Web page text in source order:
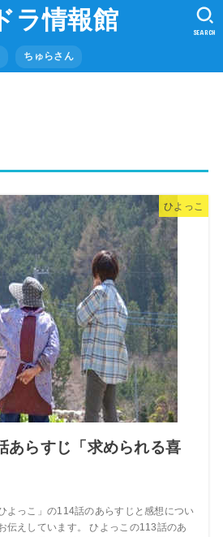
ラ情報館
ちゅらさん
SEARCH
ひよっこ
あらすじ「求められる喜
よっこ」の114話のあらすじと感想につい
伝えしています。 ひよっこの113話のあ